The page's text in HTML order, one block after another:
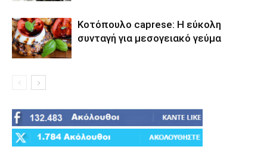
Κοτόπουλο caprese: Η εύκολη
συνταγή για μεσογειακό γεύμα